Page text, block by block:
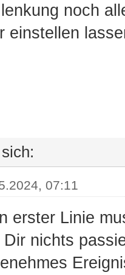
noch
einstellen
07:11
erster Linie
Dir nichts